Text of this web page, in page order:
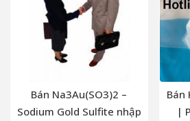
Bán Na3Au(SO3)2 –
Sodium Gold Sulfite nhập
Bán
|